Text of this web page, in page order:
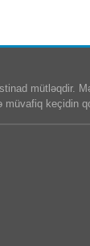
mütləqdir.
keçidin